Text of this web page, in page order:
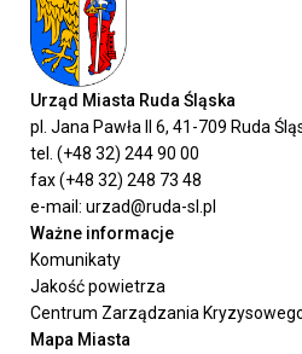
Urząd Miasta Ruda Śląska
pl. Jana Pawła II 6, 41-709 Ruda
tel. (+48 32) 244 90 00
fax (+48 32) 248 73 48
e-mail: urzad@ruda-sl.pl
Ważne informacje
Komunikaty
Jakość powietrza
Centrum Zarządzania
Mapa Miasta